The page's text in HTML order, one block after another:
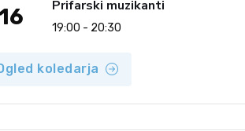
Prifarski muzikanti
19:00 - 20:30
koledarja